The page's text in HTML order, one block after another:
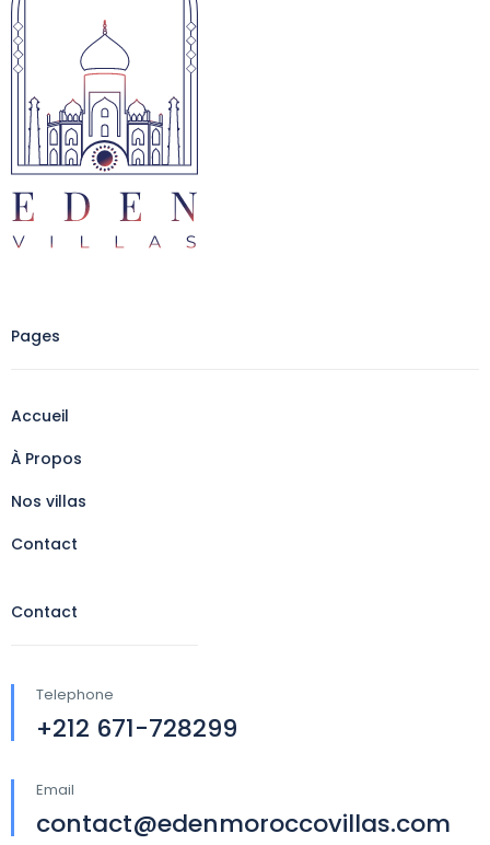
Pages
Accueil
À Propos
Nos villas
Contact
Contact
Telephone
+212 671-728299
Email
contact@edenmoroccovillas.com